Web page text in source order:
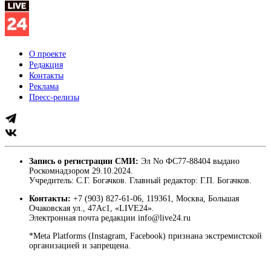
О проекте
Редакция
Контакты
Реклама
Пресс-релизы
Запись о регистрации СМИ: Эл No ФС77-88404 выдано
Роскомнадзором 29.10.2024.
Учредитель: С.Г. Богачков. Главный редактор: Г.П. Богачков.
Контакты: +7 (903) 827-61-06, 119361, Москва, Большая
Очаковская ул., 47Ас1, «LIVE24».
Электронная почта редакции info@live24.ru
*Meta Platforms (Instagram, Facebook) признана экстремистской
организацией и запрещена.